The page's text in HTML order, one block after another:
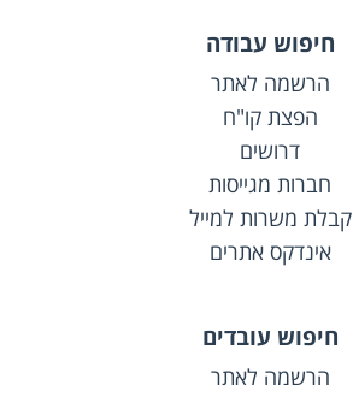
חיפוש עבודה
הרשמה לאתר
הפצת קו"ח
דרושים
חברות מגייסות
קבלת משרות למייל
אינדקס אתרים
חיפוש עובדים
הרשמה לאתר